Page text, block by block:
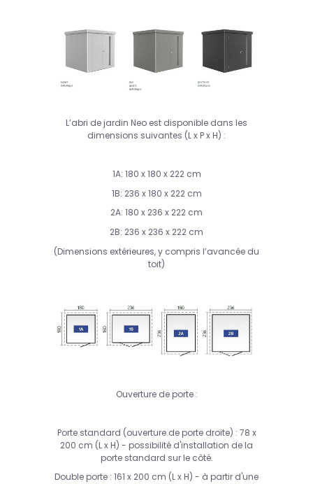
L’abri de jardin Neo est disponible dans les
dimensions suivantes (L x P x H) :
1A: 180 x 180 x 222 cm
1B: 236 x 180 x 222 cm
2A: 180 x 236 x 222 cm
2B: 236 x 236 x 222 cm
(Dimensions extérieures, y compris l’avancée du
toit)
Ouverture de porte :
Porte standard (ouverture de porte droite) : 78 x
200 cm (L x H) - possibilité d'installation de la
porte standard sur le côté.
Double porte : 161 x 200 cm (L x H) - à partir d'une